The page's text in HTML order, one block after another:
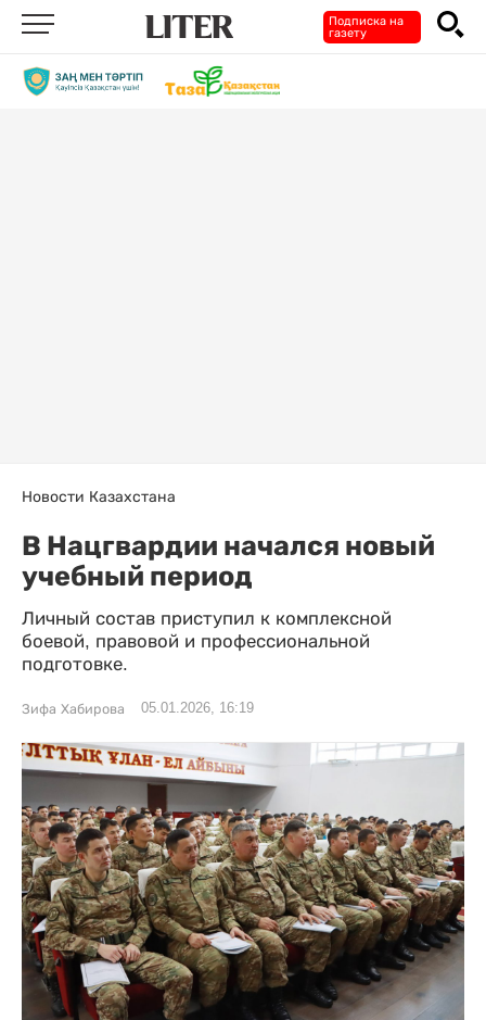
Подписка на
газету
Новости Казахстана
В Нацгвардии начался новый
учебный период
Личный состав приступил к комплексной
боевой, правовой и профессиональной
подготовке.
Зифа Хабирова 05.01.2026, 16:19